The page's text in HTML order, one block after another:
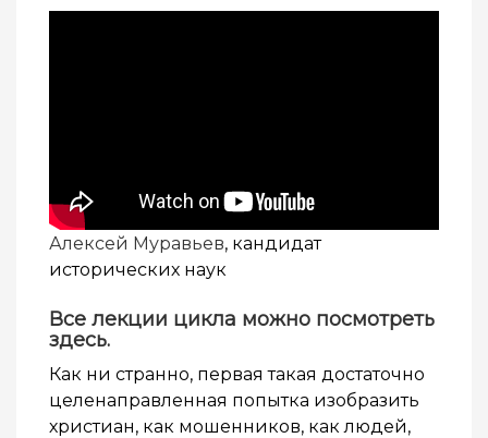
Алексей Муравьев, кандидат
исторических наук
Все лекции цикла можно посмотреть
здесь.
Как ни странно, первая такая достаточно
целенаправленная попытка изобразить
христиан, как мошенников, как людей,